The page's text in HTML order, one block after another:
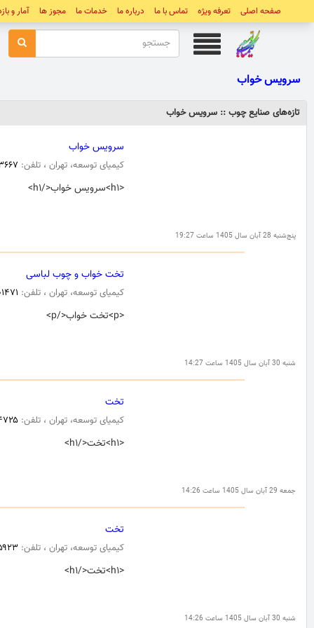
صفحه اصلی تعرفه ویژه تماس با ما درباره ما خدمات ما مجوز ها آمار و
سرويس خواب
تازه‌های صنایع چوب :: سرويس خواب
پنج‌شنبه 28 آبان سال 1405 ساعت 19:27
سرویس خواب
کیمیای توسعه، تهران ، تلفن:
<h۱>سرویس خواب</h۱>
شنبه 30 آبان سال 1405 ساعت 14:27
تخت خواب و چوب لباسی
کیمیای توسعه، تهران ، تلفن:
<p>تخت خواب</p>
جمعه 29 آبان سال 1405 ساعت 14:26
تخت
کیمیای توسعه، تهران ، تلفن:
<h۱>تخت</h۱>
شنبه 30 آبان سال 1405 ساعت 14:26
تخت
کیمیای توسعه، تهران ، تلفن:
<h۱>تخت</h۱>